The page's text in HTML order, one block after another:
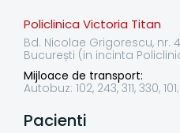
Policlinica Victoria Titan
Bd. Nicolae Grigorescu, nr.
București (in incinta
Mijloace de transport:
Autobuz: 102, 243, 311, 330,
Pacienti